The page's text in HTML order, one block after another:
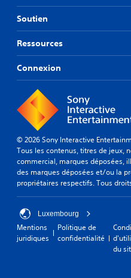
Soutien
Ressources
Connexion
© 2026 Sony Interactive
Tous les contenus, titres de jeux,
commercial, marques déposées,
des marques déposées et/ou la
propriétaires respectifs. Tous
Luxembourg
Mentions
juridiques
Politique de
confidentialité
du